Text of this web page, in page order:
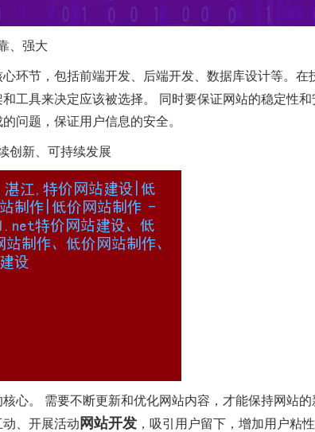
、强大
心环节，包括前端开发、后端开发、数据库设计等。在
工具来决定应该被选择。 同时要保证网站的稳定性和
问题，保证用户信息的安全。
创新、可持续发展
心。 需要不断更新和优化网站内容，才能保持网站
、开展活动 网站开发 ，吸引用户留下，增加用户粘